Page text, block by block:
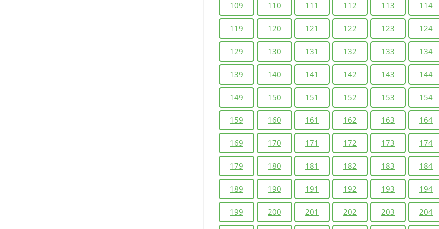
109 110 111 112 113 114
119 120 121 122 123 124
129 130 131 132 133 134
139 140 141 142 143 144
149 150 151 152 153 154
159 160 161 162 163 164
169 170 171 172 173 174
179 180 181 182 183 184
189 190 191 192 193 194
199 200 201 202 203 204